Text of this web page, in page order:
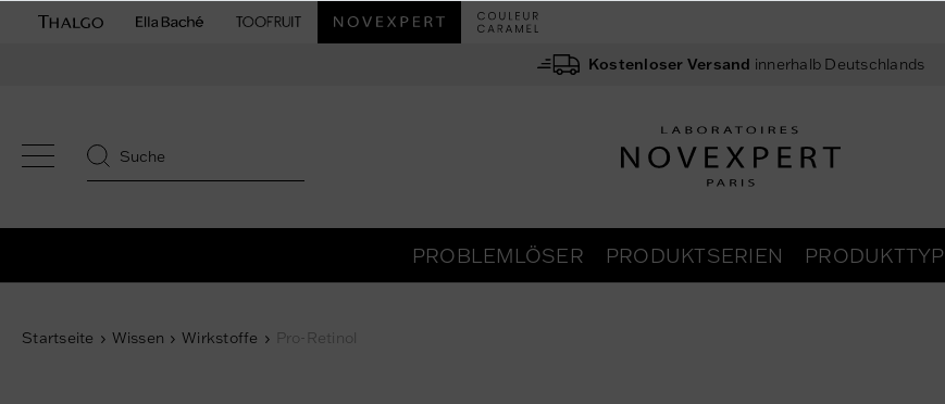
Kostenloser Versand innerhalb Deutschlands
PROBLEMLÖSER PRODUKTSERIEN PRODUKTTYP
Startseite Wissen Wirkstoffe Pro-Retinol